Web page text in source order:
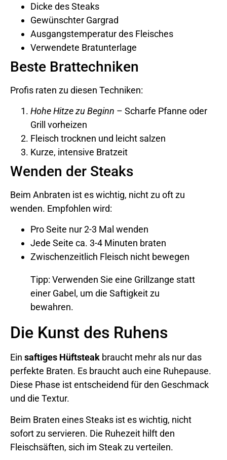
Dicke des Steaks
Gewünschter Gargrad
Ausgangstemperatur des Fleisches
Verwendete Bratunterlage
Beste Brattechniken
Profis raten zu diesen Techniken:
Hohe Hitze zu Beginn – Scharfe Pfanne oder
Grill vorheizen
Fleisch trocknen und leicht salzen
Kurze, intensive Bratzeit
Wenden der Steaks
Beim Anbraten ist es wichtig, nicht zu oft zu
wenden. Empfohlen wird:
Pro Seite nur 2-3 Mal wenden
Jede Seite ca. 3-4 Minuten braten
Zwischenzeitlich Fleisch nicht bewegen
Tipp: Verwenden Sie eine Grillzange statt
einer Gabel, um die Saftigkeit zu
bewahren.
Die Kunst des Ruhens
Ein saftiges Hüftsteak braucht mehr als nur das
perfekte Braten. Es braucht auch eine Ruhepause.
Diese Phase ist entscheidend für den Geschmack
und die Textur.
Beim Braten eines Steaks ist es wichtig, nicht
sofort zu servieren. Die Ruhezeit hilft den
Fleischsäften, sich im Steak zu verteilen.